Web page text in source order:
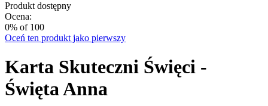
Produkt dostępny
Ocena:
0% of 100
Oceń ten produkt jako pierwszy
Karta Skuteczni Święci -
Święta Anna